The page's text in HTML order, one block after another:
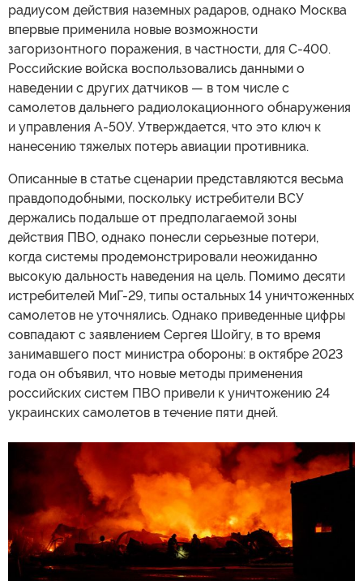
радиусом действия наземных радаров, однако Москва
впервые применила новые возможности
загоризонтного поражения, в частности, для С-400.
Российские войска воспользовались данными о
наведении с других датчиков — в том числе с
самолетов дальнего радиолокационного обнаружения
и управления A-50У. Утверждается, что это ключ к
нанесению тяжелых потерь авиации противника.
Описанные в статье сценарии представляются весьма
правдоподобными, поскольку истребители ВСУ
держались подальше от предполагаемой зоны
действия ПВО, однако понесли серьезные потери,
когда системы продемонстрировали неожиданно
высокую дальность наведения на цель. Помимо десяти
истребителей МиГ-29, типы остальных 14 уничтоженных
самолетов не уточнялись. Однако приведенные цифры
совпадают с заявлением Сергея Шойгу, в то время
занимавшего пост министра обороны: в октябре 2023
года он объявил, что новые методы применения
российских систем ПВО привели к уничтожению 24
украинских самолетов в течение пяти дней.